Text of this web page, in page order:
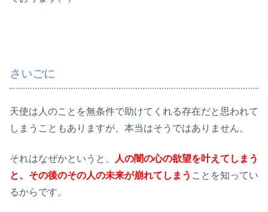
さいごに
天使は人のことを無条件で助けてくれる存在だと思われて
しまうこともありますが、本当はそうではありません。
それはなぜかというと、
人の闇の心の欲望を叶えてしまう
と、その後のその人の未来が崩れてしまう ことを知ってい
るからです。